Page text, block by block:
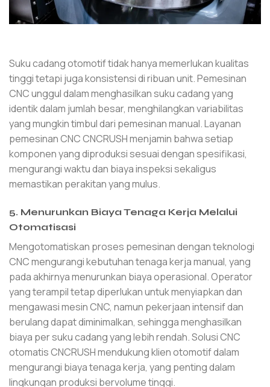
Suku cadang otomotif tidak hanya memerlukan kualitas
tinggi tetapi juga konsistensi di ribuan unit. Pemesinan
CNC unggul dalam menghasilkan suku cadang yang
identik dalam jumlah besar, menghilangkan variabilitas
yang mungkin timbul dari pemesinan manual. Layanan
pemesinan CNC CNCRUSH menjamin bahwa setiap
komponen yang diproduksi sesuai dengan spesifikasi,
mengurangi waktu dan biaya inspeksi sekaligus
memastikan perakitan yang mulus.
5. Menurunkan Biaya Tenaga Kerja Melalui
Otomatisasi
Mengotomatiskan proses pemesinan dengan teknologi
CNC mengurangi kebutuhan tenaga kerja manual, yang
pada akhirnya menurunkan biaya operasional. Operator
yang terampil tetap diperlukan untuk menyiapkan dan
mengawasi mesin CNC, namun pekerjaan intensif dan
berulang dapat diminimalkan, sehingga menghasilkan
biaya per suku cadang yang lebih rendah. Solusi CNC
otomatis CNCRUSH mendukung klien otomotif dalam
mengurangi biaya tenaga kerja, yang penting dalam
lingkungan produksi bervolume tinggi.